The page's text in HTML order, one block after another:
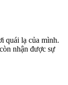
quái lạ của mình.
nhận được sự